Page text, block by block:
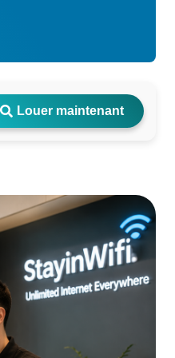
Louer maintenant